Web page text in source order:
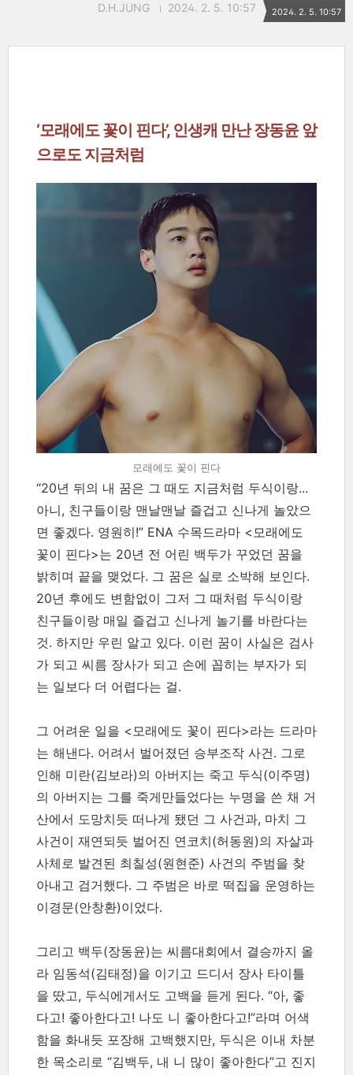
D.H.JUNG 2024. 2. 5. 10:57 2024. 2. 5. 10:57
‘모래에도 꽃이 핀다’, 인생캐 만난 장동윤 앞
으로도 지금처럼
모래에도 꽃이 핀다
“20년 뒤의 내 꿈은 그 때도 지금처럼 두식이랑...
아니, 친구들이랑 맨날맨날 즐겁고 신나게 놀았으
면 좋겠다. 영원히!” ENA 수목드라마 <모래에도
꽃이 핀다>는 20년 전 어린 백두가 꾸었던 꿈을
밝히며 끝을 맺었다. 그 꿈은 실로 소박해 보인다.
20년 후에도 변함없이 그저 그 때처럼 두식이랑
친구들이랑 매일 즐겁고 신나게 놀기를 바란다는
것. 하지만 우린 알고 있다. 이런 꿈이 사실은 검사
가 되고 씨름 장사가 되고 손에 꼽히는 부자가 되
는 일보다 더 어렵다는 걸.
그 어려운 일을 <모래에도 꽃이 핀다>라는 드라마
는 해낸다. 어려서 벌어졌던 승부조작 사건. 그로
인해 미란(김보라)의 아버지는 죽고 두식(이주명)
의 아버지는 그를 죽게만들었다는 누명을 쓴 채 거
산에서 도망치듯 떠나게 됐던 그 사건과, 마치 그
사건이 재연되듯 벌어진 연코치(허동원)의 자살과
사체로 발견된 최칠성(원현준) 사건의 주범을 찾
아내고 검거했다. 그 주범은 바로 떡집을 운영하는
이경문(안창환)이었다.
그리고 백두(장동윤)는 씨름대회에서 결승까지 올
라 임동석(김태정)을 이기고 드디서 장사 타이틀
을 땄고, 두식에게서도 고백을 듣게 된다. “아, 좋
다고! 좋아한다고! 나도 니 좋아한다고!”라며 어색
함을 화내듯 포장해 고백했지만, 두식은 이내 차분
한 목소리로 “김백두, 내 니 많이 좋아한다”고 진지